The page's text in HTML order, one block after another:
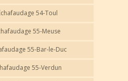
54-Toul
55-Meuse
55-Bar-le-Duc
55-Verdun